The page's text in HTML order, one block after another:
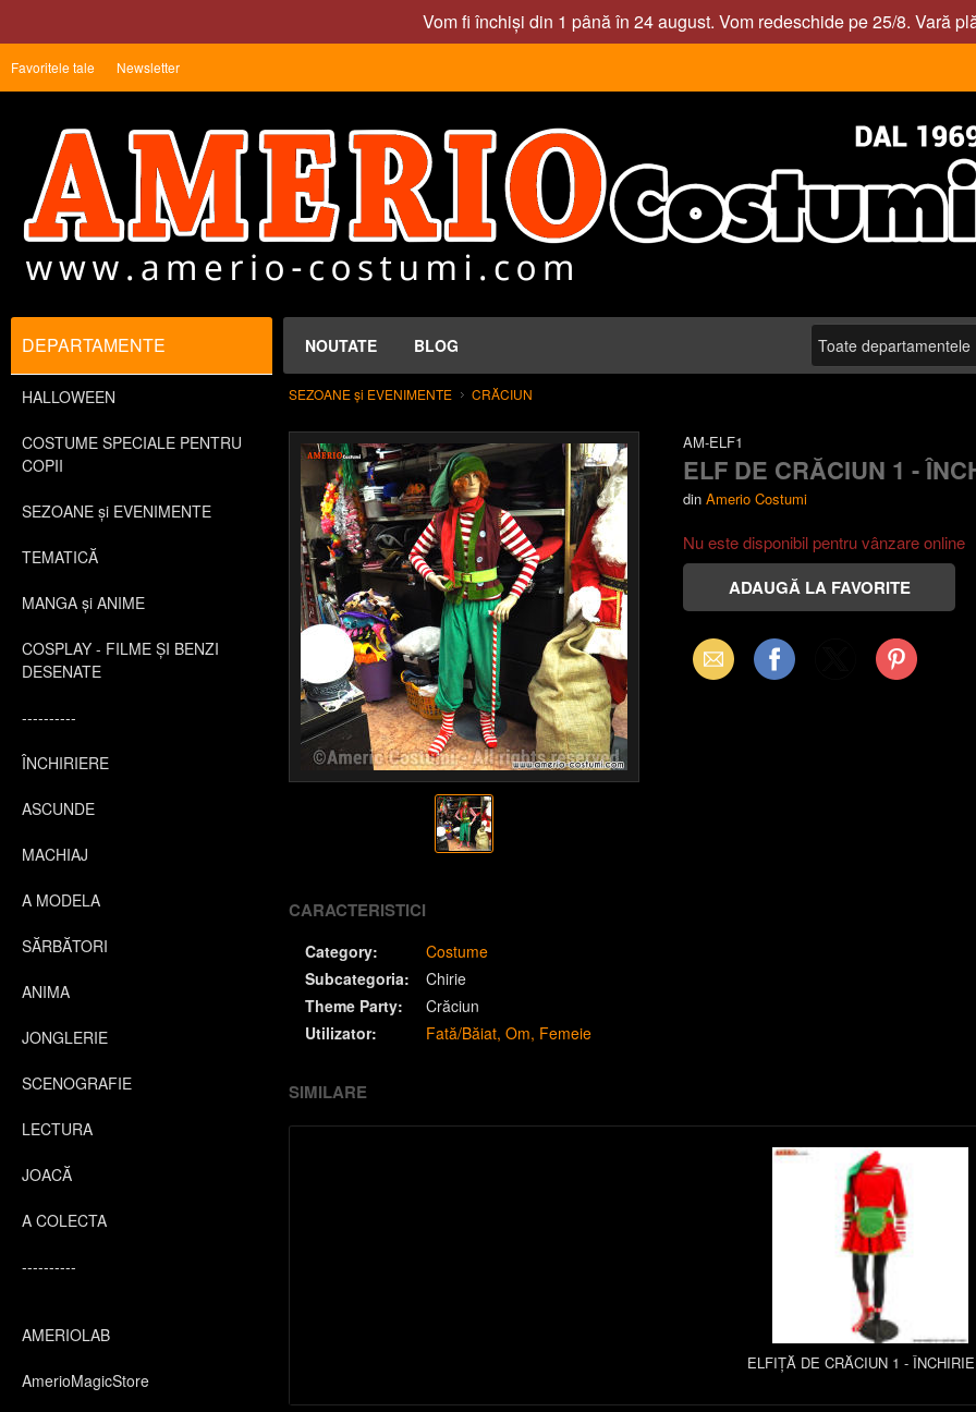
Vom fi închiși din 1 până în 24 august. Vom redeschide pe 25/8. Vară
Favoritele tale Newsletter
NOUTATE BLOG
DEPARTAMENTE
HALLOWEEN
COSTUME SPECIALE PENTRU
COPII
SEZOANE și EVENIMENTE
TEMATICĂ
MANGA și ANIME
COSPLAY - FILME ȘI BENZI
DESENATE
----------
ÎNCHIRIERE
ASCUNDE
MACHIAJ
A MODELA
SĂRBĂTORI
ANIMA
JONGLERIE
SCENOGRAFIE
LECTURA
JOACĂ
A COLECTA
----------
AMERIOLAB
AmerioMagicStore
SEZOANE și EVENIMENTE CRĂCIUN
AM-ELF1
ELF DE CRĂCIUN 1 -
din Amerio Costumi
Nu este disponibil pentru vânzare online
Email Facebook Pinterest
CARACTERISTICI
Category:
Costume
Subcategoria:
Chirie
Theme Party:
Crăciun
Utilizator:
Fată/Băiat Om Femeie
SIMILARE
ELFIȚĂ DE CRĂCIUN 1 -